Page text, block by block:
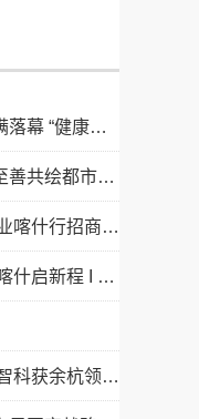
第一届中国健康长生论坛在沪圆满落幕 “健康百岁计划”正式启动
二十载深耕丝路筑初心 豫商聚力喀什启新程 I 喀什河南商会举办二十周年庆典文艺晚会
千人参会！激活数据要素潜能，立足国家战略推进数实融合｜数据要素价值化与产业创新大会成功举办